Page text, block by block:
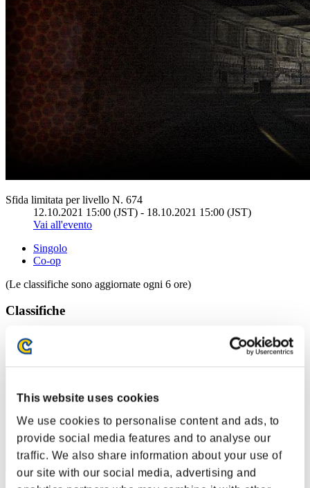
This website uses cookies
We use cookies to personalise content and ads, to
provide social media features and to analyse our
traffic. We also share information about your use of
our site with our social media, advertising and
Sfida limitata per livello N. 674
12.10.2021 15:00 (JST) - 18.10.2021 15:00 (JST)
Vai all'evento
Singolo
Co-op
(Le classifiche sono aggiornate ogni 6 ore)
Classifiche
Posizione